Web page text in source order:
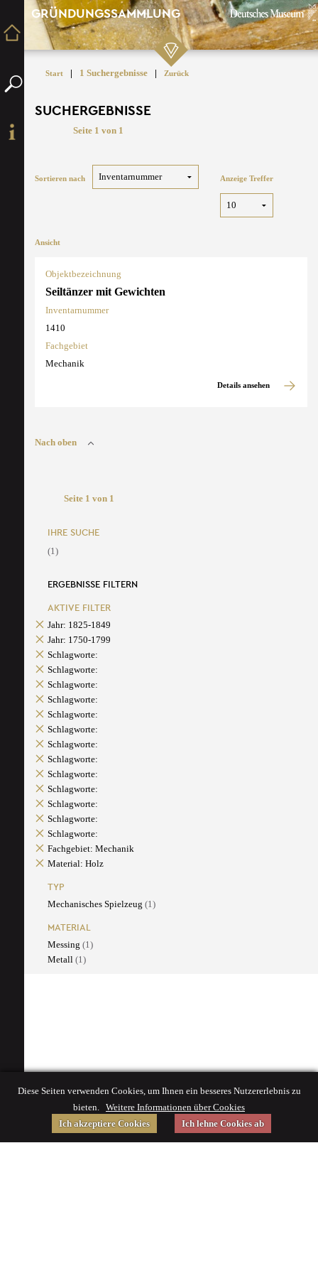
GRÜNDUNGSSAMMLUNG
Start | 1 Suchergebnisse | Zurück
SUCHERGEBNISSE
Seite 1 von 1
Sortieren nach Anzeige Treffer
Ansicht
Objektbezeichnung
Seiltänzer mit Gewichten
Inventarnummer
1410
Fachgebiet
Mechanik
Details ansehen
Nach oben
Seite 1 von 1
IHRE SUCHE
(1)
ERGEBNISSE FILTERN
AKTIVE FILTER
Jahr: 1825-1849
Jahr: 1750-1799
Schlagworte:
Schlagworte:
Schlagworte:
Schlagworte:
Schlagworte:
Schlagworte:
Schlagworte:
Schlagworte:
Schlagworte:
Schlagworte:
Schlagworte:
Schlagworte:
Schlagworte:
Fachgebiet: Mechanik
Material: Holz
TYP
Mechanisches Spielzeug (1)
MATERIAL
Messing (1)
Metall (1)
Diese Seiten verwenden Cookies, um Ihnen ein besseres Nutzererlebnis zu
bieten. Weitere Informationen über Cookies
Ich akzeptiere Cookies
Ich lehne Cookies ab